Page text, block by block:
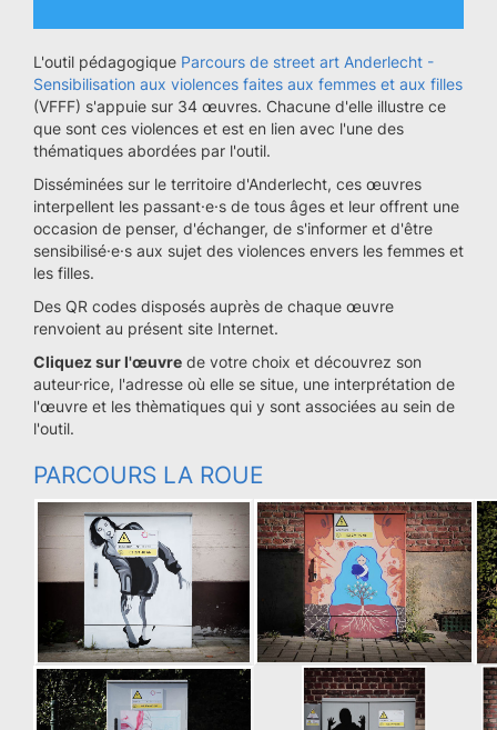
L'outil pédagogique Parcours de street art Anderlecht -
Sensibilisation aux violences faites aux femmes et aux filles
(VFFF) s'appuie sur 34 œuvres. Chacune d'elle illustre ce
que sont ces violences et est en lien avec l'une des
thématiques abordées par l'outil.
Disséminées sur le territoire d'Anderlecht, ces œuvres
interpellent les passant·e·s de tous âges et leur offrent une
occasion de penser, d'échanger, de s'informer et d'être
sensibilisé·e·s aux sujet des violences envers les femmes et
les filles.
Des QR codes disposés auprès de chaque œuvre
renvoient au présent site Internet.
Cliquez sur l'œuvre de votre choix et découvrez son
auteur·rice, l'adresse où elle se situe, une interprétation de
l'œuvre et les thèmatiques qui y sont associées au sein de
l'outil.
PARCOURS LA ROUE